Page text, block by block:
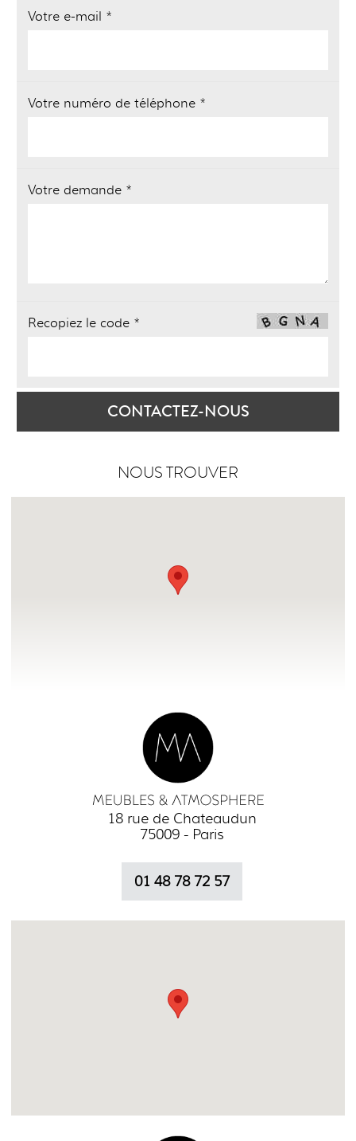
Votre e-mail *
Votre numéro de téléphone *
Votre demande *
Recopiez le code *
CONTACTEZ-NOUS
NOUS TROUVER
18 rue de Chateaudun
75009 - Paris
01 48 78 72 57